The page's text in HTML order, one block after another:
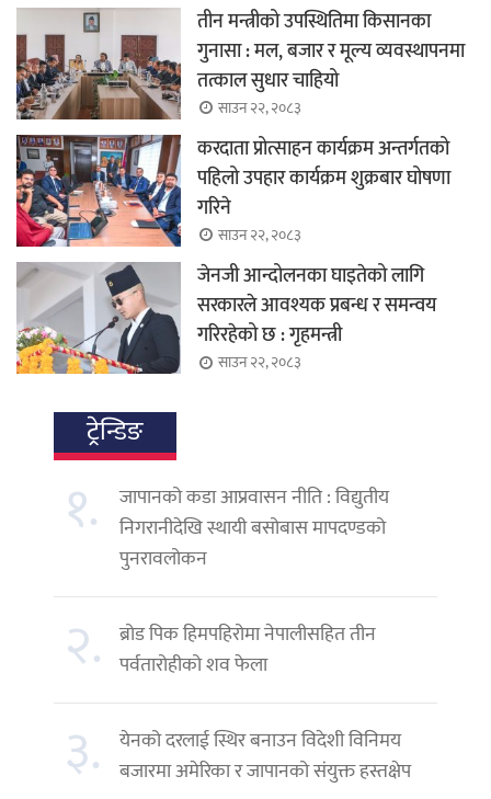
तीन मन्त्रीको उपस्थितिमा किसानका
गुनासा : मल, बजार र मूल्य व्यवस्थापनमा
तत्काल सुधार चाहियो
साउन २२, २०८३
करदाता प्रोत्साहन कार्यक्रम अन्तर्गतको
पहिलो उपहार कार्यक्रम शुक्रबार घोषणा
गरिने
साउन २२, २०८३
जेनजी आन्दोलनका घाइतेको लागि
सरकारले आवश्यक प्रबन्ध र समन्वय
गरिरहेको छ : गृहमन्त्री
साउन २२, २०८३
ट्रेन्डिङ
१.
जापानको कडा आप्रवासन नीति : विद्युतीय
निगरानीदेखि स्थायी बसोबास मापदण्डको
पुनरावलोकन
२. ब्रोड पिक हिमपहिरोमा नेपालीसहित तीन
पर्वतारोहीको शव फेला
३.
येनको दरलाई स्थिर बनाउन विदेशी विनिमय
बजारमा अमेरिका र जापानको संयुक्त हस्तक्षेप